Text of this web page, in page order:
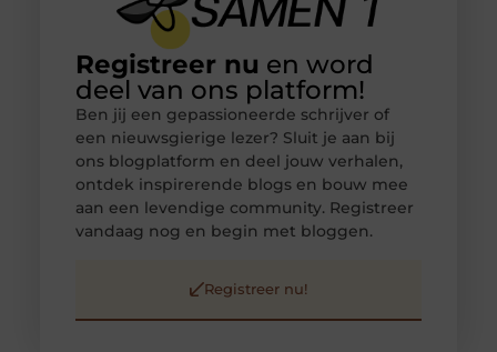
Registreer nu en word
deel van ons platform!
Ben jij een gepassioneerde schrijver of
een nieuwsgierige lezer? Sluit je aan bij
ons blogplatform en deel jouw verhalen,
ontdek inspirerende blogs en bouw mee
aan een levendige community. Registreer
vandaag nog en begin met bloggen.
Registreer nu!